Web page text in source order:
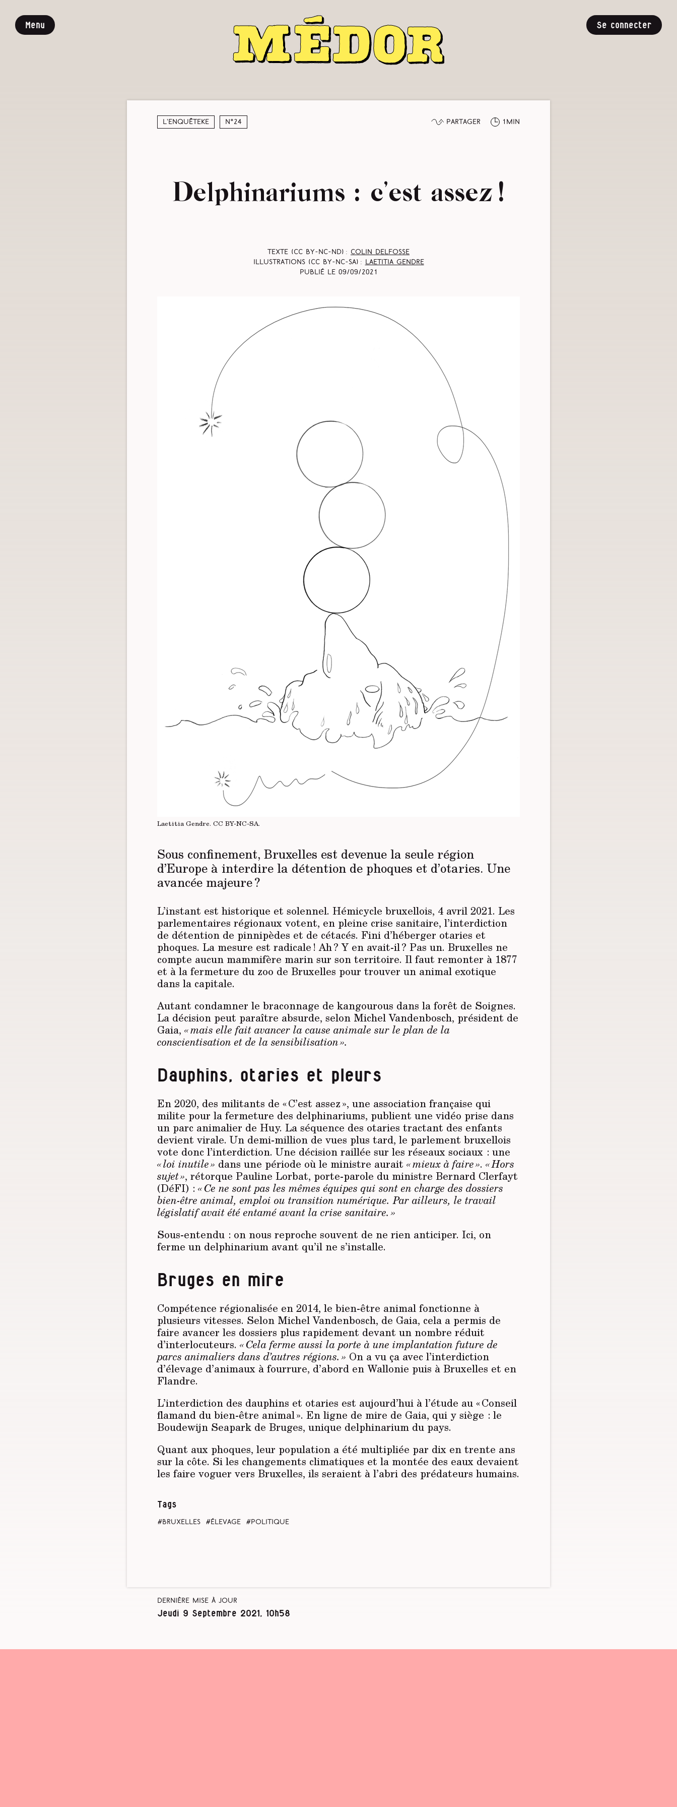
Menu Se connecter
L’enquêteke N°24 Partager 1min
Delphinariums : c’est assez !
Texte (CC BY-NC-ND) : Colin Delfosse
Illustrations (CC BY-NC-SA) :
Laetitia Gendre
Publié le 09/09/2021
Laetitia Gendre. CC BY-NC-SA.
Sous confinement, Bruxelles est devenue la seule région
d’Europe à interdire la détention de phoques et d’otaries. Une
avancée majeure ?
L’instant est historique et solennel. Hémicycle bruxellois, 4 avril 2021. Les
parlementaires régionaux votent, en pleine crise sanitaire, l’interdiction
de détention de pinnipèdes et de cétacés. Fini d’héberger otaries et
phoques. La mesure est radicale ! Ah ? Y en avait-il ? Pas un. Bruxelles ne
compte aucun mammifère marin sur son territoire. Il faut remonter à 1877
et à la fermeture du zoo de Bruxelles pour trouver un animal exotique
dans la capitale.
Autant condamner le braconnage de kangourous dans la forêt de Soignes.
La décision peut paraître absurde, selon Michel Vandenbosch, président de
Gaia, « mais elle fait avancer la cause animale sur le plan de la
conscientisation et de la sensibilisation ».
Dauphins, otaries et pleurs
En 2020, des militants de « C’est assez », une association française qui
milite pour la fermeture des delphinariums, publient une vidéo prise dans
un parc animalier de Huy. La séquence des otaries tractant des enfants
devient virale. Un demi-million de vues plus tard, le parlement bruxellois
vote donc l’interdiction. Une décision raillée sur les réseaux sociaux : une
« loi inutile » dans une période où le ministre aurait « mieux à faire ». « Hors
sujet », rétorque Pauline Lorbat, porte-parole du ministre Bernard Clerfayt
(DéFI) : « Ce ne sont pas les mêmes équipes qui sont en charge des dossiers
bien-être animal, emploi ou transition numérique. Par ailleurs, le travail
législatif avait été entamé avant la crise sanitaire. »
Sous-entendu : on nous reproche souvent de ne rien anticiper. Ici, on
ferme un delphinarium avant qu’il ne s’installe.
Bruges en mire
Compétence régionalisée en 2014, le bien-être animal fonctionne à
plusieurs vitesses. Selon Michel Vandenbosch, de Gaia, cela a permis de
faire avancer les dossiers plus rapidement devant un nombre réduit
d’interlocuteurs. « Cela ferme aussi la porte à une implantation future de
parcs animaliers dans d’autres régions. » On a vu ça avec l’interdiction
d’élevage d’animaux à fourrure, d’abord en Wallonie puis à Bruxelles et en
Flandre.
L’interdiction des dauphins et otaries est aujourd’hui à l’étude au « Conseil
flamand du bien-être animal ». En ligne de mire de Gaia, qui y siège : le
Boudewijn Seapark de Bruges, unique delphinarium du pays.
Quant aux phoques, leur population a été multipliée par dix en trente ans
sur la côte. Si les changements climatiques et la montée des eaux devaient
les faire voguer vers Bruxelles, ils seraient à l’abri des prédateurs humains.
Tags
Bruxelles élevage politique
Dernière mise à jour
Jeudi 9 Septembre 2021, 10h58